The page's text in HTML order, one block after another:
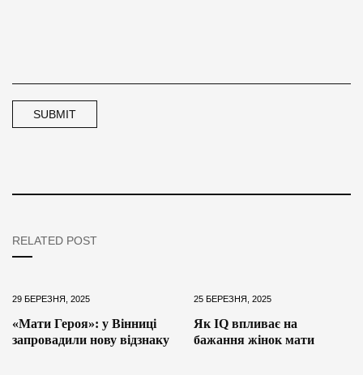
RELATED POST
29 БЕРЕЗНЯ, 2025
«Мати Героя»: у Вінниці
запровадили нову відзнаку
25 БЕРЕЗНЯ, 2025
Як IQ впливає на
бажання жінок мати